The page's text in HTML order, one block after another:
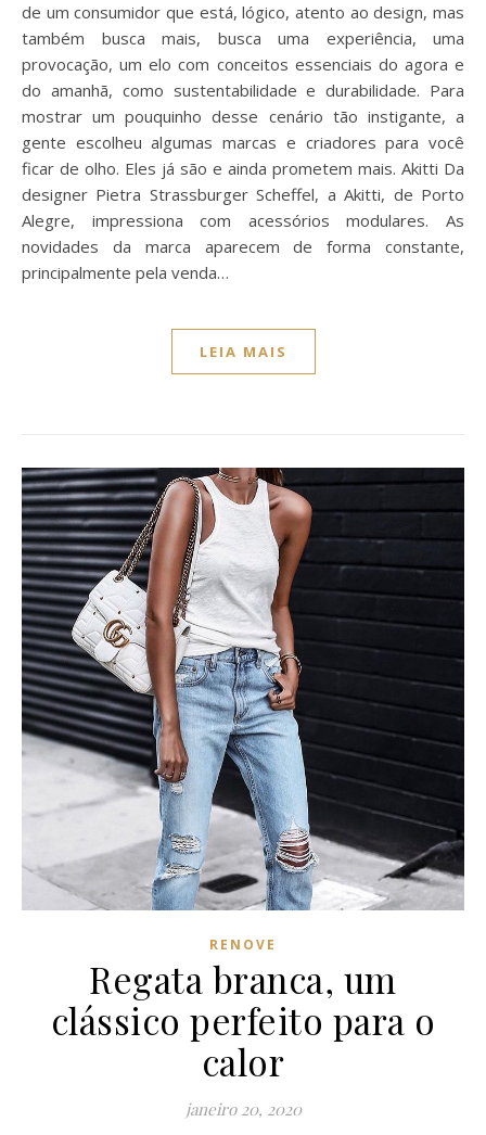
de um consumidor que está, lógico, atento ao design, mas
também busca mais, busca uma experiência, uma
provocação, um elo com conceitos essenciais do agora e
do amanhã, como sustentabilidade e durabilidade. Para
mostrar um pouquinho desse cenário tão instigante, a
gente escolheu algumas marcas e criadores para você
ficar de olho. Eles já são e ainda prometem mais. Akitti Da
designer Pietra Strassburger Scheffel, a Akitti, de Porto
Alegre, impressiona com acessórios modulares. As
novidades da marca aparecem de forma constante,
principalmente pela venda…
LEIA MAIS
RENOVE
Regata branca, um
clássico perfeito para o
calor
janeiro 20, 2020